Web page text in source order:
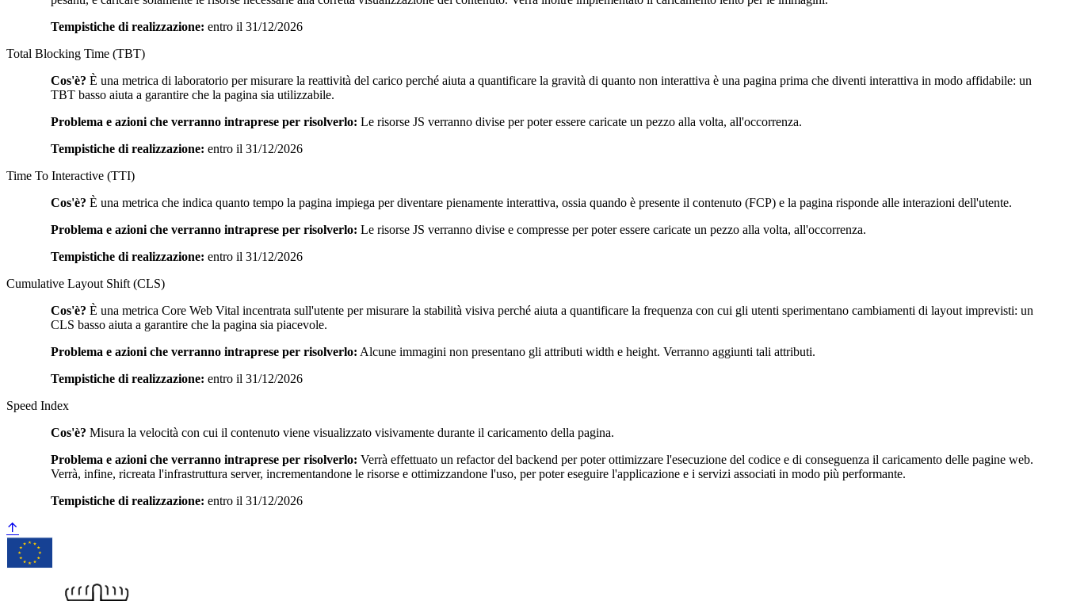
Tempistiche di realizzazione: entro il 31/12/2026
Total Blocking Time (TBT)
Cos'è? È una metrica di laboratorio per misurare la reattività del carico perché aiuta a quantificare la gravità di quanto non interattiva è una pagina prima che diventi interattiva in modo affidabile: un
TBT basso aiuta a garantire che la pagina sia utilizzabile.
Problema e azioni che verranno intraprese per risolverlo: Le risorse JS verranno divise per poter essere caricate un pezzo alla volta, all'occorrenza.
Tempistiche di realizzazione: entro il 31/12/2026
Time To Interactive (TTI)
Cos'è? È una metrica che indica quanto tempo la pagina impiega per diventare pienamente interattiva, ossia quando è presente il contenuto (FCP) e la pagina risponde alle interazioni dell'utente.
Problema e azioni che verranno intraprese per risolverlo: Le risorse JS verranno divise e compresse per poter essere caricate un pezzo alla volta, all'occorrenza.
Tempistiche di realizzazione: entro il 31/12/2026
Cumulative Layout Shift (CLS)
Cos'è? È una metrica Core Web Vital incentrata sull'utente per misurare la stabilità visiva perché aiuta a quantificare la frequenza con cui gli utenti sperimentano cambiamenti di layout imprevisti: un
CLS basso aiuta a garantire che la pagina sia piacevole.
Problema e azioni che verranno intraprese per risolverlo: Alcune immagini non presentano gli attributi width e height. Verranno aggiunti tali attributi.
Tempistiche di realizzazione: entro il 31/12/2026
Speed Index
Cos'è? Misura la velocità con cui il contenuto viene visualizzato visivamente durante il caricamento della pagina.
Problema e azioni che verranno intraprese per risolverlo: Verrà effettuato un refactor del backend per poter ottimizzare l'esecuzione del codice e di conseguenza il caricamento delle pagine web.
Verrà, infine, ricreata l'infrastruttura server, incrementandone le risorse e ottimizzandone l'uso, per poter eseguire l'applicazione e i servizi associati in modo più performante.
Tempistiche di realizzazione: entro il 31/12/2026